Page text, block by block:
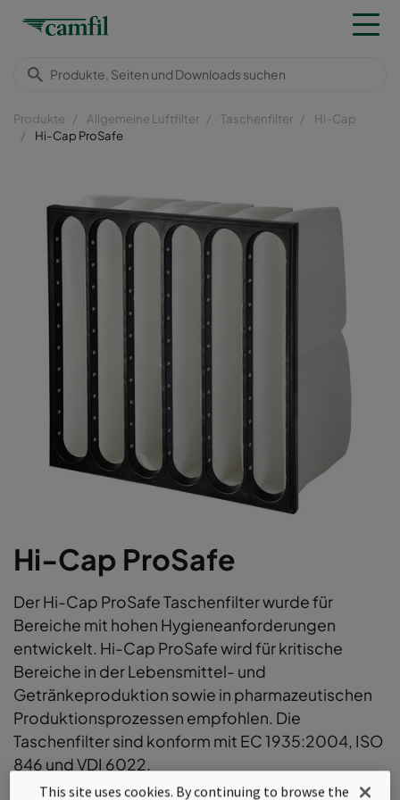
Produkte Allgemeine Luftfilter Taschenfilter
Hi-Cap
Hi-Cap ProSafe
Hi-Cap ProSafe
Der Hi-Cap ProSafe Taschenfilter wurde für
Bereiche mit hohen Hygieneanforderungen
entwickelt. Hi-Cap ProSafe wird für kritische
Bereiche in der Lebensmittel- und
Getränkeproduktion sowie in pharmazeutischen
Produktionsprozessen empfohlen. Die
Taschenfilter sind konform mit EC 1935:2004, ISO
846 und VDI 6022.
This site uses cookies. By continuing to browse the